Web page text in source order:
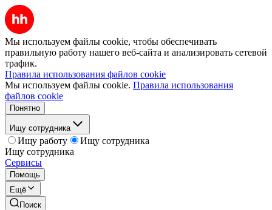
Мы используем файлы cookie, чтобы обеспечивать
правильную работу нашего веб-сайта и анализировать сетевой
трафик.
Правила использования файлов cookie
Мы используем файлы cookie. Правила использования
файлов cookie
Понятно
Ищу сотрудника
Ищу работу
Ищу сотрудника
Ищу сотрудника
Сервисы
Помощь
Ещё
Поиск